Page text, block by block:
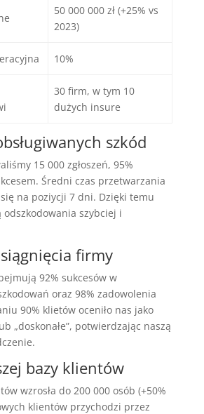
50 000 000 zł (+25% vs
2023)
10%
30 firm, w tym 10
dużych insure
szkód
15 000 zgłoszeń, 95%
Średni czas przetwarzania
na poziycji 7 dni. Dzięki temu
szybciej i
firmy
92% sukcesów w
oraz 98% zadowolenia
90% klietów oceniło nas jako
„doskonałe”, potwierdzając naszą
bazy klientów
wzrosła do 200 000 osób (+50%
klientów przychodzi przez